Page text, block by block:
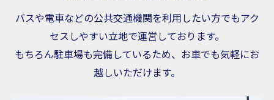
バスや電車などの公共交通機関を利用したい方でもアク
セスしやすい立地で運営しております。
もちろん駐車場も完備しているため、お車でも気軽にお
越しいただけます。